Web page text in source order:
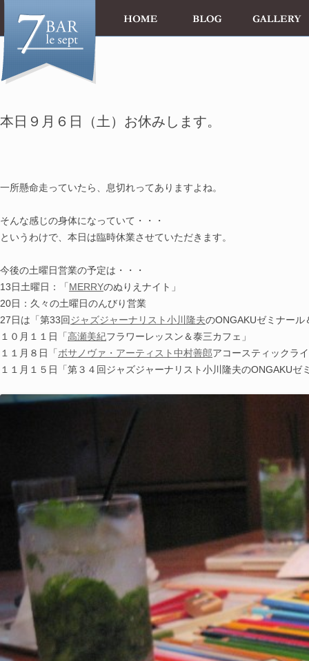
本日９月６日（土）お休みします。
一所懸命走っていたら、息切れってありますよね。
そんな感じの身体になっていて・・・
というわけで、本日は臨時休業させていただきます。
今後の土曜日営業の予定は・・・
13日土曜日：「MERRYのぬりえナイト」
20日：久々の土曜日のんびり営業
27日は「第33回ジャズジャーナリスト小川隆夫のONGAKUゼミナール
１０月１１日「高瀬美紀フラワーレッスン＆泰三カフェ」
１１月８日「ボサノヴァ・アーティスト中村善郎アコースティックラ
１１月１５日「第３４回ジャズジャーナリスト小川隆夫のONGAKUゼ